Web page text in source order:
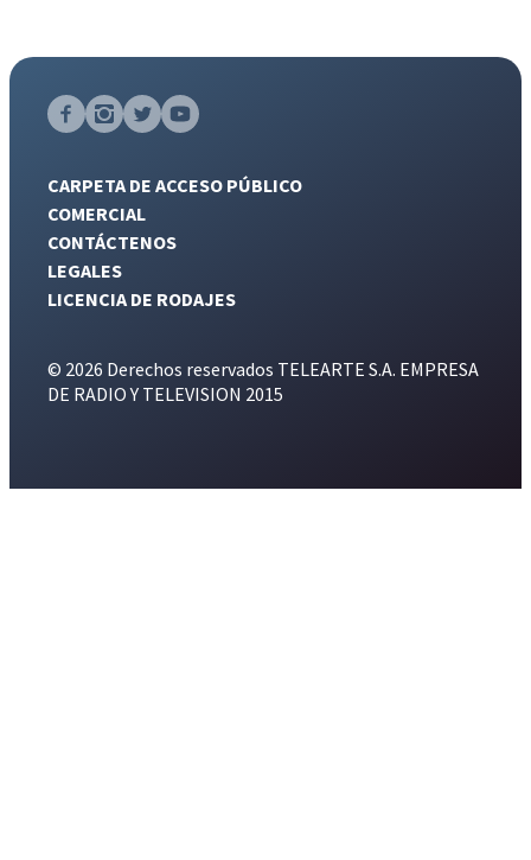
CARPETA DE ACCESO PÚBLICO
COMERCIAL
CONTÁCTENOS
LEGALES
LICENCIA DE RODAJES
© 2026 Derechos reservados TELEARTE S.A. EMPRESA
DE RADIO Y TELEVISION 2015